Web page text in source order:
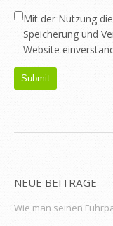
Mit der Nutzung
Speicherung und
Website
NEUE BEITRÄGE
Wie man seinen